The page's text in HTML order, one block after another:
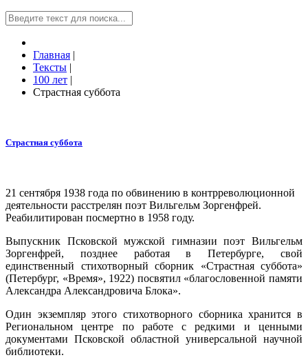
Главная |
Тексты |
100 лет |
Страстная суббота
Страстная суббота
21 сентября 1938 года по обвинению в контрреволюционной
деятельности расстрелян поэт Вильгельм Зоргенфрей.
Реабилитирован посмертно в 1958 году.
Выпускник Псковской мужской гимназии поэт Вильгельм
Зоргенфрей, позднее работая в Петербурге, свой
единственный стихотворный сборник «Страстная суббота»
(Петербург, «Время», 1922) посвятил «благословенной памяти
Александра Александровича Блока».
Один экземпляр этого стихотворного сборника хранится в
Региональном центре по работе с редкими и ценными
документами Псковской областной универсальной научной
библиотеки.